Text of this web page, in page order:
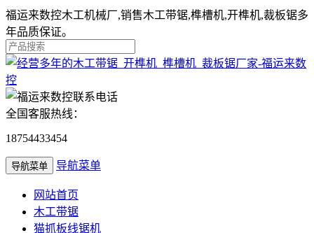
福运来数控木工机械厂,销售木工带锯,榫槽机,开榫机,裁板锯多
年品质保证。
全国客服热线：
18754433454
导航菜单 导航菜单
网站首页
木工带锯
猫抓板线锯机